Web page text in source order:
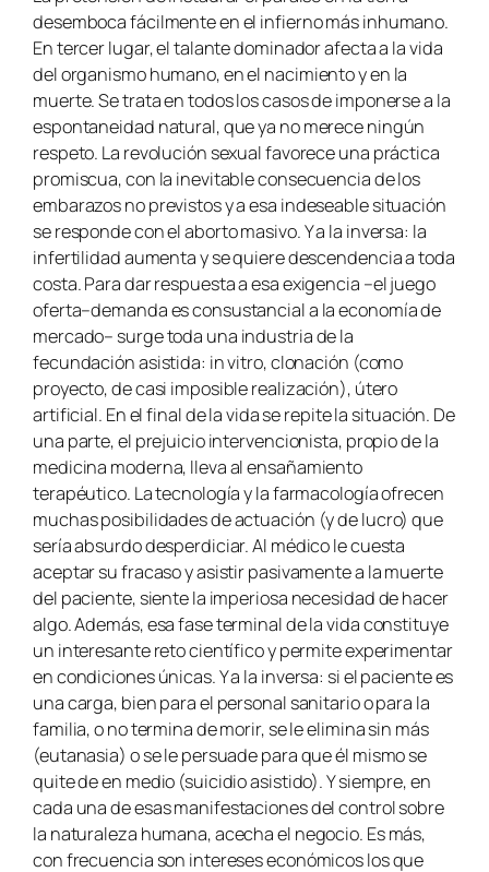
desemboca fácilmente en el infierno más inhumano.
En tercer lugar, el talante dominador afecta a la vida
del organismo humano, en el nacimiento y en la
muerte. Se trata en todos los casos de imponerse a la
espontaneidad natural, que ya no merece ningún
respeto. La revolución sexual favorece una práctica
promiscua, con la inevitable consecuencia de los
embarazos no previstos y a esa indeseable situación
se responde con el aborto masivo. Y a la inversa: la
infertilidad aumenta y se quiere descendencia a toda
costa. Para dar respuesta a esa exigencia –el juego
oferta–demanda es consustancial a la economía de
mercado– surge toda una industria de la
fecundación asistida: in vitro, clonación (como
proyecto, de casi imposible realización), útero
artificial. En el final de la vida se repite la situación. De
una parte, el prejuicio intervencionista, propio de la
medicina moderna, lleva al ensañamiento
terapéutico. La tecnología y la farmacología ofrecen
muchas posibilidades de actuación (y de lucro) que
sería absurdo desperdiciar. Al médico le cuesta
aceptar su fracaso y asistir pasivamente a la muerte
del paciente, siente la imperiosa necesidad de hacer
algo. Además, esa fase terminal de la vida constituye
un interesante reto científico y permite experimentar
en condiciones únicas. Y a la inversa: si el paciente es
una carga, bien para el personal sanitario o para la
familia, o no termina de morir, se le elimina sin más
(eutanasia) o se le persuade para que él mismo se
quite de en medio (suicidio asistido). Y siempre, en
cada una de esas manifestaciones del control sobre
la naturaleza humana, acecha el negocio. Es más,
con frecuencia son intereses económicos los que